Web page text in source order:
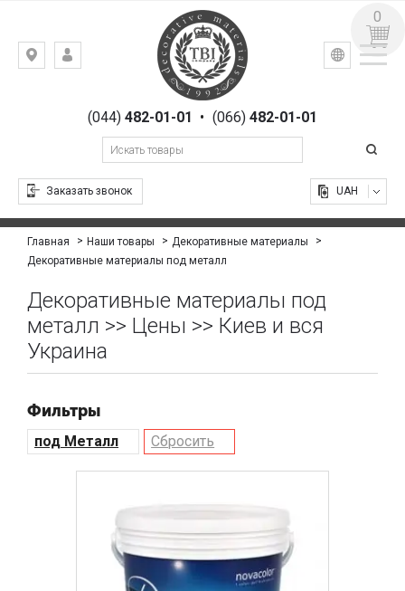
Киев,
Гоголевская,(044)482-01-01 • (066) 482-01-01
Заказать звонок
УКР РУС
UAH
0
Главная Наши товары
Декоративные материалы
Декоративные материалы под металл
Декоративные материалы под
металл >> Цены >> Киев и вся
Украина
Фильтры
под Металл Сбросить